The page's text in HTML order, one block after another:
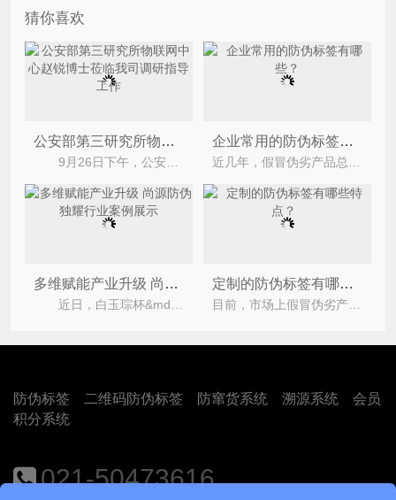
猜你喜欢
公安部第三研究所物联网中心赵锐博士莅临我司调研指导工作 企业常用的防伪标签有哪些？
多维赋能产业升级 尚源防伪独耀行业案例展示 定制的防伪标签有哪些特点？
防伪标签 二维码防伪标签 防窜货系统 溯源系统
会员
积分系统
021-50473616